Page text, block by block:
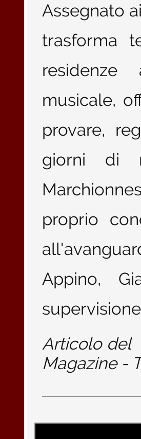
Assegnato ai
trasforma
residenze
musicale,
provare,
giorni di
proprio
Appino,
Articolo del
Magazine -